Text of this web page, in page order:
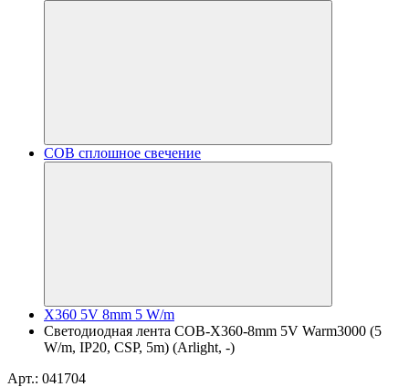
COB сплошное свечение
X360 5V 8mm 5 W/m
Светодиодная лента COB-X360-8mm 5V Warm3000 (5
W/m, IP20, CSP, 5m) (Arlight, -)
Арт.: 041704